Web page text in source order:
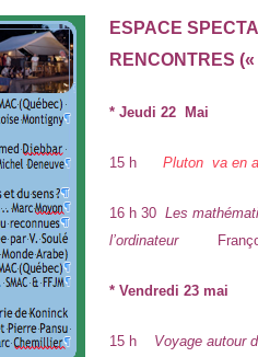
ESPACE
RENCONTRES
* Jeudi 22 Mai
15 hPluton va en
16 h 30Les
l’ordinateur
* Vendredi 23 mai
15 h Voyage autour